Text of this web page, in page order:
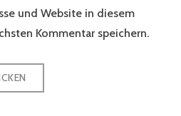
und Website in diesem
Kommentar speichern.